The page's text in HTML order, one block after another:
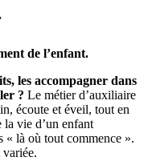
de l’enfant.
les accompagner dans
? Le métier d’auxiliaire
écoute et éveil, tout en
la vie d’un enfant
« là où tout commence ».